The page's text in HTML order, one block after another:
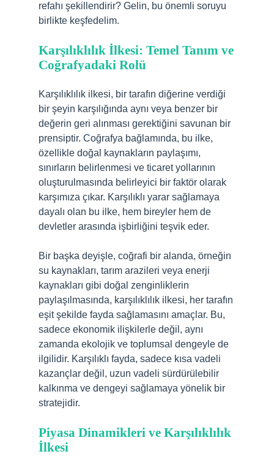
refahı şekillendirir? Gelin, bu önemli soruyu
birlikte keşfedelim.
Karşılıklılık İlkesi: Temel Tanım ve
Coğrafyadaki Rolü
Karşılıklılık ilkesi, bir tarafın diğerine verdiği
bir şeyin karşılığında aynı veya benzer bir
değerin geri alınması gerektiğini savunan bir
prensiptir. Coğrafya bağlamında, bu ilke,
özellikle doğal kaynakların paylaşımı,
sınırların belirlenmesi ve ticaret yollarının
oluşturulmasında belirleyici bir faktör olarak
karşımıza çıkar. Karşılıklı yarar sağlamaya
dayalı olan bu ilke, hem bireyler hem de
devletler arasında işbirliğini teşvik eder.
Bir başka deyişle, coğrafi bir alanda, örneğin
su kaynakları, tarım arazileri veya enerji
kaynakları gibi doğal zenginliklerin
paylaşılmasında, karşılıklılık ilkesi, her tarafın
eşit şekilde fayda sağlamasını amaçlar. Bu,
sadece ekonomik ilişkilerle değil, aynı
zamanda ekolojik ve toplumsal dengeyle de
ilgilidir. Karşılıklı fayda, sadece kısa vadeli
kazançlar değil, uzun vadeli sürdürülebilir
kalkınma ve dengeyi sağlamaya yönelik bir
stratejidir.
Piyasa Dinamikleri ve Karşılıklılık
İlkesi